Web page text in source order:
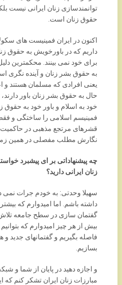
توانمندسازی زنان ایرانی نیست
حقوق زنان است.
اکنون در ایران فمینیست های
داریم که در باورخویش به حقوق
برای خود نمی بینند. محکمترین
به حقوق بشر زنان و آینده نگری
یعنی افرادی که مسلمان هستند و
حال به حقوق بشر زنان باور دارند،
خود به اسلام و باور خود به حقوق
فمینیسم اسلامی را ساختگی و
قشرهای مرتجع مذهبی در حاکمیت
نگارش مطلب مفصلی در همین
چه پیشنهاداتی بر ای پیشبرد
زنان ایرانی دارید؟
سهیلا وحدتی: به خودم جرات نمی
داشته باشم. اما امیدوارم که
گفتمان سازی در سطح جامعه
بیش از هر چیز امیدوارم که
فاصله بگیریم و گفتمانهای جدید
بسازیم.
و اجازه دهید در پایان از شما و
مبارزات زنان ایران تشکر کنم